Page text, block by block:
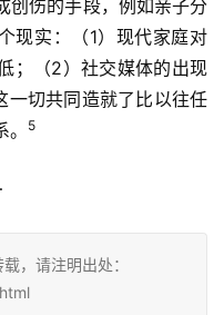
创伤的手段，例如亲子分
现实：（1）现代家庭对
；（2）社交媒体的出现
切共同造就了比以往任
5
，请注明出处：